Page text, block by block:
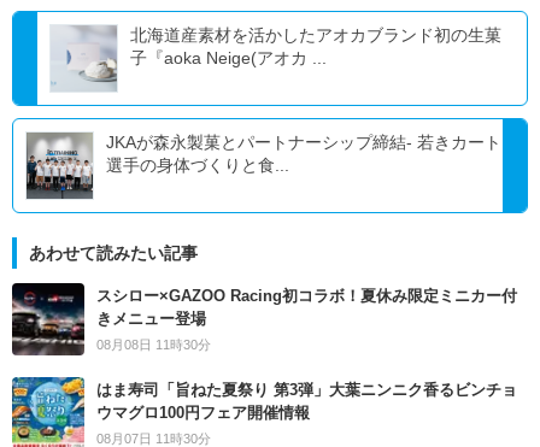
北海道産素材を活かしたアオカブランド初の生菓
子『aoka Neige(アオカ ...
JKAが森永製菓とパートナーシップ締結- 若きカート
選手の身体づくりと食...
あわせて読みたい記事
スシロー×GAZOO Racing初コラボ！夏休み限定ミニカー付
きメニュー登場
08月08日 11時30分
はま寿司「旨ねた夏祭り 第3弾」大葉ニンニク香るビンチョ
ウマグロ100円フェア開催情報
08月07日 11時30分